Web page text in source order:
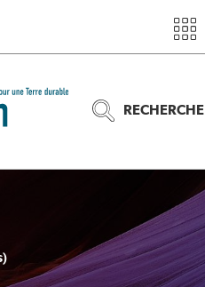
RECHERCHE